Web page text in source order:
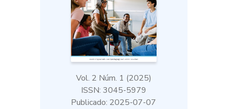
Vol. 2 Núm. 1 (2025)
ISSN: 3045-5979
Publicado: 2025-07-07